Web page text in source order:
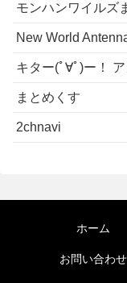
モンハンワイルズ
New World
キター(ﾟ∀ﾟ)ー！
まとめくす
2chnavi
ホーム
お問い合わせ